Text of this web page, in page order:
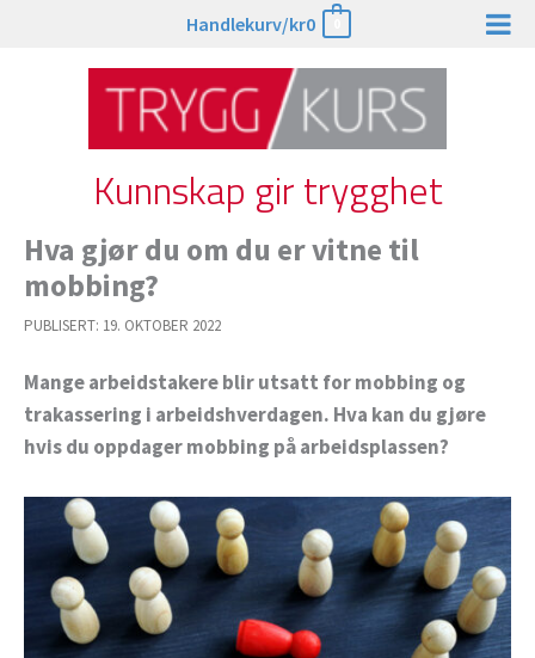
Handlekurv/kr0
Kunnskap gir trygghet
Hva gjør du om du er vitne til
mobbing?
PUBLISERT: 19. OKTOBER 2022
Mange arbeidstakere blir utsatt for mobbing og
trakassering i arbeidshverdagen. Hva kan du gjøre
hvis du oppdager mobbing på arbeidsplassen?